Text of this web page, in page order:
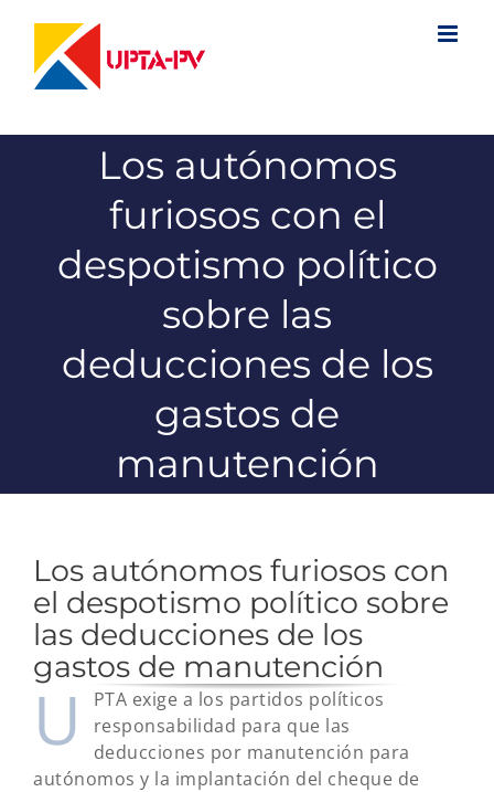
contenido
Los autónomos
furiosos con el
despotismo político
sobre las
deducciones de los
gastos de
manutención
Los autónomos furiosos con
el despotismo político sobre
las deducciones de los
gastos de manutención
U
PTA exige a los partidos políticos
responsabilidad para que las
deducciones por manutención para
autónomos y la implantación del cheque de